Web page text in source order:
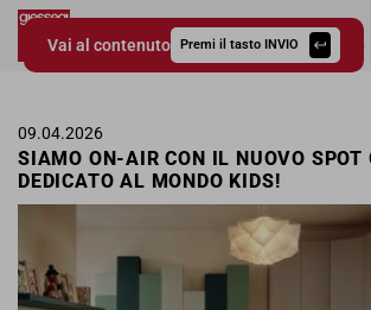
Vai al contenuto Premi il tasto INVIO
Giessegi.it
09.04.2026
SIAMO ON-AIR CON IL NUOVO SPOT
DEDICATO AL MONDO KIDS!